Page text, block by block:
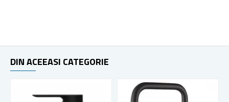
DIN ACEEASI CATEGORIE